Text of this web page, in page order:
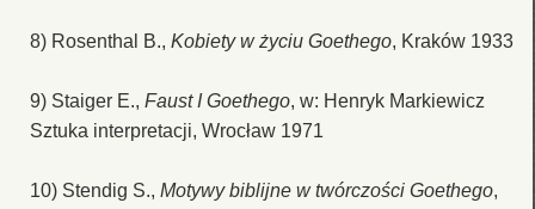
8) Rosenthal B., Kobiety w życiu Goethego, Kraków 1933
9) Staiger E., Faust I Goethego, w: Henryk Markiewicz
Sztuka interpretacji, Wrocław 1971
10) Stendig S., Motywy biblijne w twórczości Goethego,